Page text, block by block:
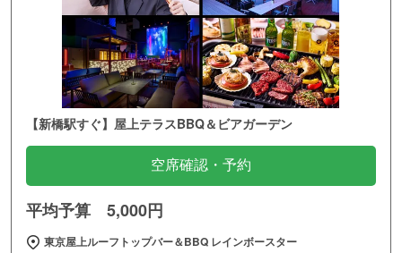
【新橋駅すぐ】屋上テラスBBQ＆ビアガーデン
空席確認・予約
平均予算 5,000円
東京屋上ルーフトップバー＆BBQ レインボースター